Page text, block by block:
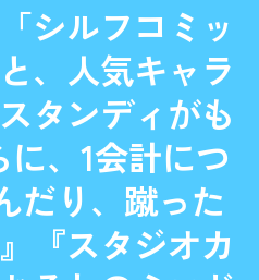
シルフコミッ
、人気キャラ
タンディがも
、1会計につ
だり、蹴った
『スタジオカ